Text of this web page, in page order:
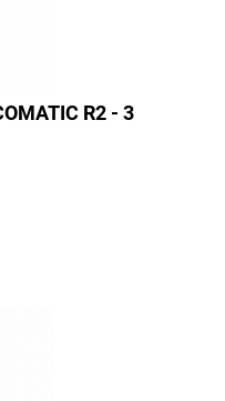
R2 - 3